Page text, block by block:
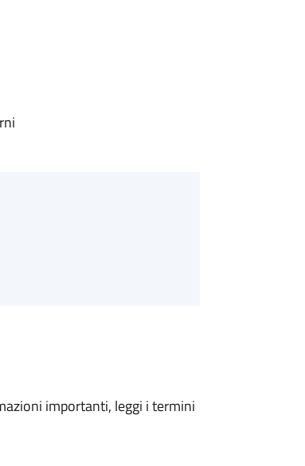
importanti, leggi i termini